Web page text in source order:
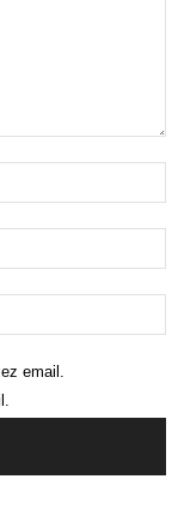
email.